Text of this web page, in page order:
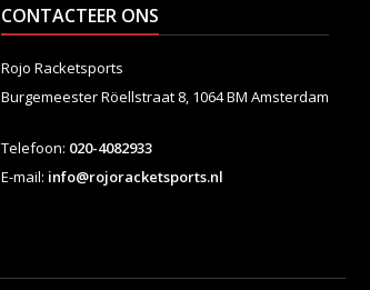
CONTACTEER ONS
Rojo Racketsports
Burgemeester Röellstraat 8, 1064 BM Amsterdam
Telefoon: 020-4082933
E-mail: info@rojoracketsports.nl